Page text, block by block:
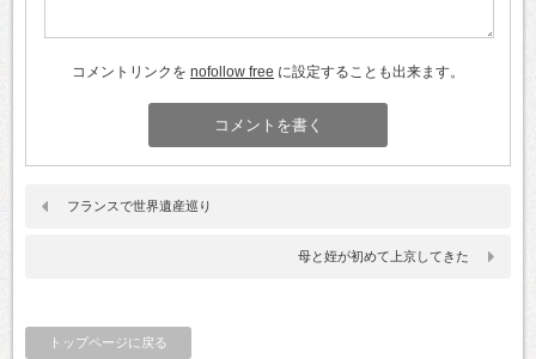
コメントリンクを nofollow free に設定することも出来ます。
フランスで世界遺産巡り
母と姪が初めて上京してきた
トップページに戻る